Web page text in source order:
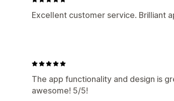
Excellent customer service. Brilliant
The app functionality and design is
awesome! 5/5!